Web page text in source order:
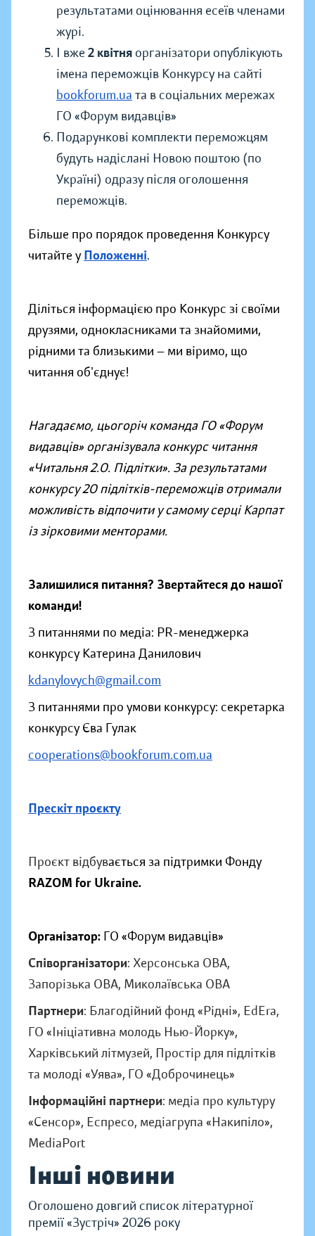
результатами оцінювання есеїв членами
журі.
І вже 2 квітня організатори опублікують
імена переможців Конкурсу на сайті
bookforum.ua та в соціальних мережах
ГО «Форум видавців»
Подарункові комплекти переможцям
будуть надіслані Новою поштою (по
Україні) одразу після оголошення
переможців.
Більше про порядок проведення Конкурсу
читайте уПоложенні.
Діліться інформацією про Конкурс зі своїми
друзями, однокласниками та знайомими,
рідними та близькими — ми віримо, що
читання обʼєднує!
Нагадаємо, цьогоріч команда ГО «Форум
видавців» організувала конкурс читання
«Читальня 2.0. Підлітки». За результатами
конкурсу 20 підлітків-переможців отримали
можливість відпочити у самому серці Карпат
із зірковими менторами.
Залишилися питання? Звертайтеся до нашої
команди!
З питаннями по медіа: PR-менеджерка
конкурсу Катерина Данилович
kdanylovych@gmail.com
З питаннями про умови конкурсу: секретарка
конкурсу Єва Гулак
cooperations@bookforum.com.ua
Прескіт проєкту
Проєкт відбувається за підтримки Фонду
RAZOM for Ukraine.
Організатор: ГО «Форум видавців»
Співорганізатори: Херсонська ОВА,
Запорізька ОВА, Миколаївська ОВА
Партнери: Благодійний фонд «Рідні», EdEra,
ГО «Ініціативна молодь Нью-Йорку»,
Харківський літмузей, Простір для підлітків
та молоді «Уява», ГО «Доброчинець»
Інформаційні партнери: медіа про культуру
«Сенсор», Еспресо, медіагрупа «Накипіло»,
MediaPort
Інші новини
Оголошено довгий список літературної
премії «Зустріч» 2026 року